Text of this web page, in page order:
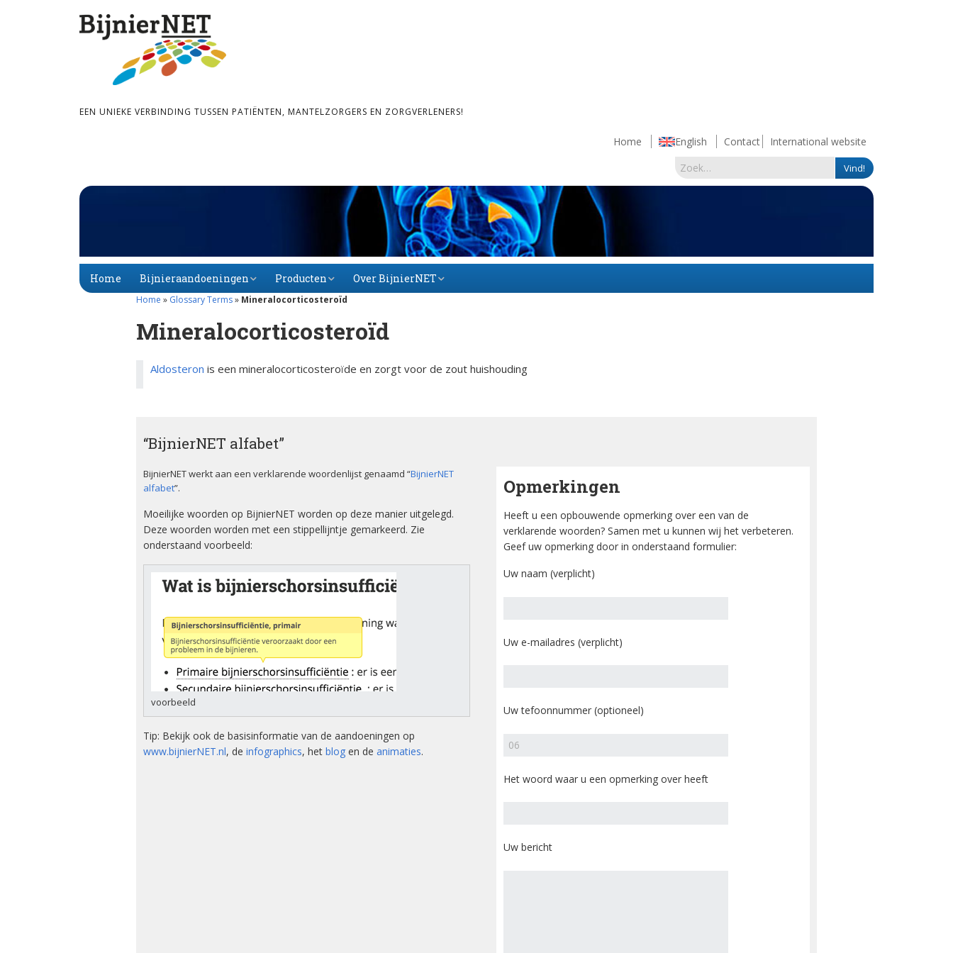
EEN UNIEKE VERBINDING TUSSEN PATIËNTEN, MANTELZORGERS EN ZORGVERLENERS!
Home English Contact International website
Home Bijnieraandoeningen
ciën­­tie
bijnierschorsinsufficië
ntie
Secundaire
bijnierschorsinsufficië
Primair
hyperaldosteronisme
Feochromocytoom
Bijnierschorscarcinoom
Producten
Dossier
Ervaringsverhalen
Factsheets Arbeid en
ziek zijn
Infografics
Kwaliteitsstandaard
Bijnieraandoeningen
Mini-docu’s
Stressinstructies ter
voorkoming van een
bijniercrisis
Over BijnierNET
Bestuursleden
Veelgestelde vragen
Home » Glossary Terms» Mineralocorticosteroïd
Mineralocorticosteroïd
Aldosteron is een mineralocorticosteroïde en zorgt voor de zout huishouding
“BijnierNET alfabet”
BijnierNET werkt aan een verklarende woordenlijst genaamd “BijnierNET
alfabet”.
Moeilijke woorden op BijnierNET worden op deze manier uitgelegd.
Deze woorden worden met een stippellijntje gemarkeerd. Zie
onderstaand voorbeeld:
voorbeeld
Tip: Bekijk ook de basisinformatie van de aandoeningen op
www.bijnierNET.nl, de infographics, het blog en de animaties.
Opmerkingen
Heeft u een opbouwende opmerking over een van de
verklarende woorden? Samen met u kunnen wij het verbeteren.
Geef uw opmerking door in onderstaand formulier:
Uw naam (verplicht)
Uw e-mailadres (verplicht)
Uw tefoonnummer (optioneel)
Het woord waar u een opmerking over heeft
Uw bericht